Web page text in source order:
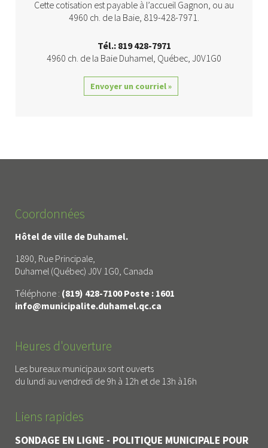
Cette cotisation est payable à l’accueil Gagnon, ou au
4960 ch. de la Baie, 819-428-7971.
Tél.: 819 428-7971
4960 ch. de la Baie Duhamel, Québec, J0V1G0
Envoyer un courriel »
Coordonnées
Hôtel de ville de Duhamel.
1890, Rue Principale,
Duhamel (Québec) J0V 1G0, Canada
Téléphone : (819) 428-7100 Poste : 1601
info@municipalite.duhamel.qc.ca
Heures d'ouverture
Les bureaux municipaux sont ouverts
du lundi au vendredi de 9h à 12h et de 13h à16h
Liens rapides
SONDAGE EN LIGNE - POLITIQUE MUNICIPALE POUR